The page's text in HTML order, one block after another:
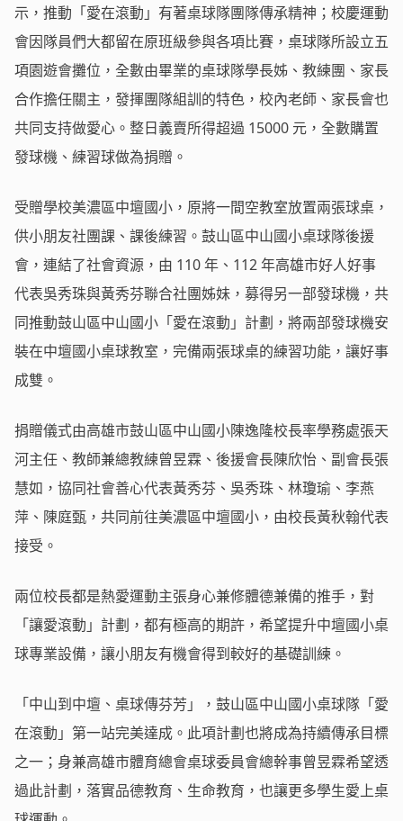
示，推動「愛在滾動」有著桌球隊團隊傳承精神；校慶運動
會因隊員們大都留在原班級參與各項比賽，桌球隊所設立五
項園遊會攤位，全數由畢業的桌球隊學長姊、教練團、家長
合作擔任關主，發揮團隊組訓的特色，校內老師、家長會也
共同支持做愛心。整日義賣所得超過 15000 元，全數購置
發球機、練習球做為捐贈。
受贈學校美濃區中壇國小，原將一間空教室放置兩張球桌，
供小朋友社團課、課後練習。鼓山區中山國小桌球隊後援
會，連結了社會資源，由 110 年、112 年高雄市好人好事
代表吳秀珠與黃秀芬聯合社團姊妹，募得另一部發球機，共
同推動鼓山區中山國小「愛在滾動」計劃，將兩部發球機安
裝在中壇國小桌球教室，完備兩張球桌的練習功能，讓好事
成雙。
捐贈儀式由高雄市鼓山區中山國小陳逸隆校長率學務處張天
河主任、教師兼總教練曾昱霖、後援會長陳欣怡、副會長張
慧如，協同社會善心代表黃秀芬、吳秀珠、林瓊瑜、李燕
萍、陳庭甄，共同前往美濃區中壇國小，由校長黃秋翰代表
接受。
兩位校長都是熱愛運動主張身心兼修體德兼備的推手，對
「讓愛滾動」計劃，都有極高的期許，希望提升中壇國小桌
球專業設備，讓小朋友有機會得到較好的基礎訓練。
「中山到中壇、桌球傳芬芳」，鼓山區中山國小桌球隊「愛
在滾動」第一站完美達成。此項計劃也將成為持續傳承目標
之一；身兼高雄市體育總會桌球委員會總幹事曾昱霖希望透
過此計劃，落實品德教育、生命教育，也讓更多學生愛上桌